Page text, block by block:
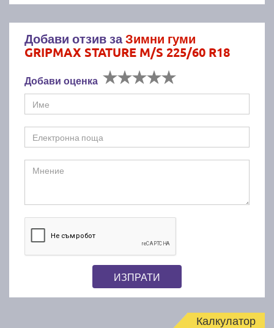
Добави отзив заЗимни гуми
GRIPMAX STATURE M/S 225/60 R18
Добави оценка
ИЗПРАТИ
Калкулатор